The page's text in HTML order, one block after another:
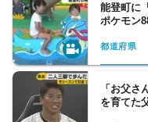
能登町に
ポケモン
都道府県
「お父さ
を育てた